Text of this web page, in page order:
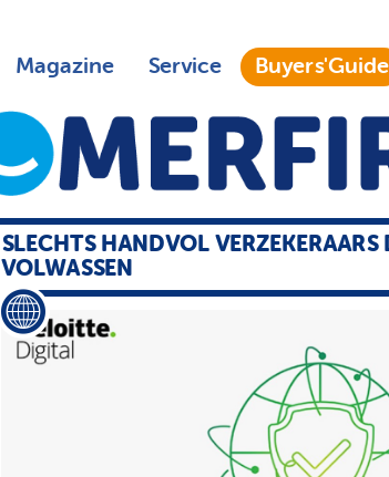
Magazine Service Buyers'Guide
SLECHTS HANDVOL VERZEKERAARS
VOLWASSEN